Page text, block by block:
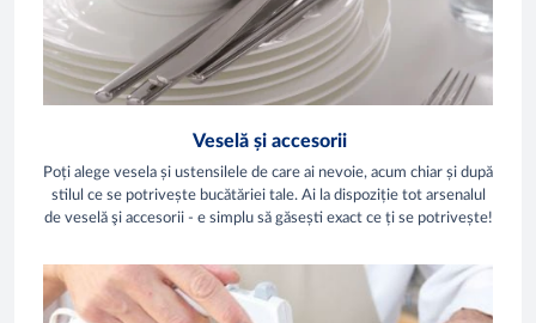
Veselă și accesorii
Poți alege vesela și ustensilele de care ai nevoie, acum chiar și după
stilul ce se potrivește bucătăriei tale. Ai la dispoziție tot arsenalul
de veselă şi accesorii - e simplu să găsești exact ce ți se potrivește!